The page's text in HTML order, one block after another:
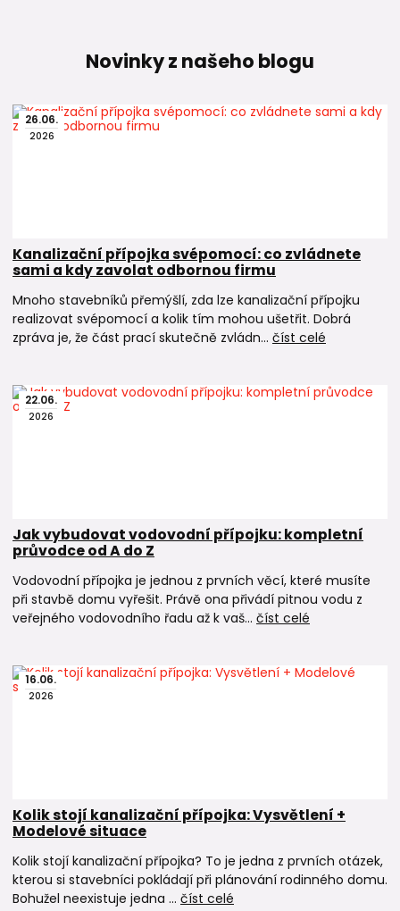
Novinky z našeho blogu
26.06.
2026
Kanalizační přípojka svépomocí: co zvládnete
sami a kdy zavolat odbornou firmu
Mnoho stavebníků přemýšlí, zda lze kanalizační přípojku
realizovat svépomocí a kolik tím mohou ušetřit. Dobrá
zpráva je, že část prací skutečně zvládn... číst celé
22.06.
2026
Jak vybudovat vodovodní přípojku: kompletní
průvodce od A do Z
Vodovodní přípojka je jednou z prvních věcí, které musíte
při stavbě domu vyřešit. Právě ona přivádí pitnou vodu z
veřejného vodovodního řadu až k vaš... číst celé
16.06.
2026
Kolik stojí kanalizační přípojka: Vysvětlení +
Modelové situace
Kolik stojí kanalizační přípojka? To je jedna z prvních otázek,
kterou si stavebníci pokládají při plánování rodinného domu.
Bohužel neexistuje jedna ... číst celé